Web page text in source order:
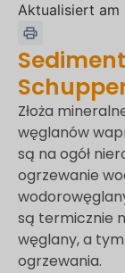
Aktualisiert am
Złoża
węglanów
są na ogół
ogrzewanie
są termicznie
węglany, a
ogrzewania.